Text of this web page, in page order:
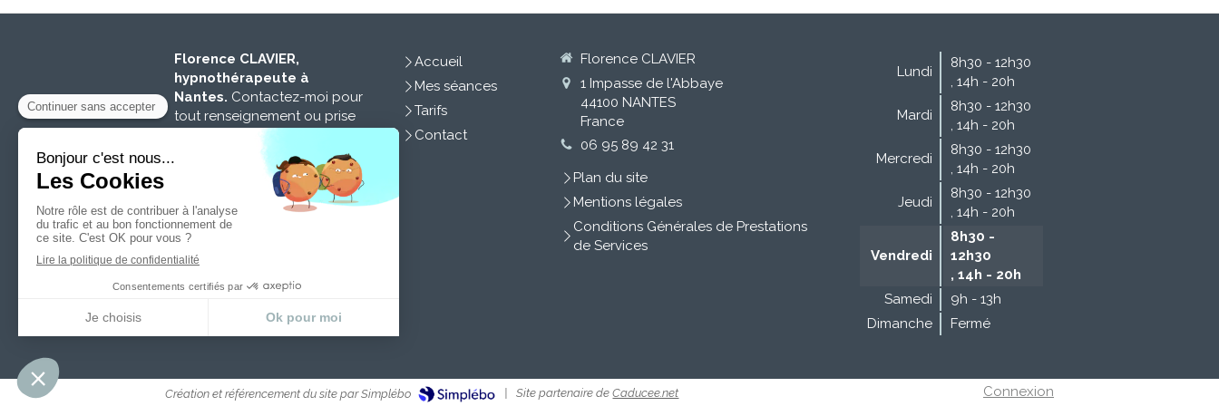
Florence CLAVIER,
hypnothérapeute à
Nantes. Contactez-moi pour
tout renseignement ou prise
©2023 Florence CLAVIER
Prendre contact
Accueil
Mes séances
Tarifs
Contact
Florence CLAVIER
1 Impasse de l'Abbaye
44100 NANTES
France
06 95 89 42 31
Plan du site
Mentions légales
Conditions Générales de Prestations
de Services
Lundi
8h30 - 12h30
14h - 20h
Mardi
8h30 - 12h30
14h - 20h
Mercredi
8h30 - 12h30
14h - 20h
Jeudi
8h30 - 12h30
14h - 20h
Vendredi
8h30 -
12h30
, 14h - 20h
Samedi
9h - 13h
Dimanche
Fermé
Création et référencement du site par Simplébo Site partenaire deCaducee.net Connexion